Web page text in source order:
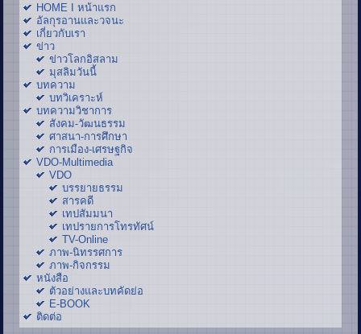
HOME I หน้าแรก
อัลกุรอานและวจนะ
เกี่ยวกับเรา
ข่าว
ข่าวโลกอิสลาม
มุสลิมวันนี้
บทความ
บทวิเคราะห์
บทความวิชาการ
สังคม-วัฒนธรรม
ศาสนา-การศึกษา
การเมือง-เศรษฐกิจ
VDO-Multimedia
VDO
บรรยายธรรม
สารคดี
เทปสัมมนา
เทปรายการโทรทัศน์
TV-Online
ภาพ-นิทรรศการ
ภาพ-กิจกรรม
หนังสือ
ตัวอย่างและบทคัดย่อ
E-BOOK
ติดต่อ